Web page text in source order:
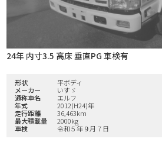
24年 内寸3.5 高床 垂直PG 車検有
形状
平ボディ
メーカー
いすゞ
通称車名
エルフ
年式
2012(H24)年
走行距離
36,463km
最大積載量
2000kg
車検
令和５年９月７日